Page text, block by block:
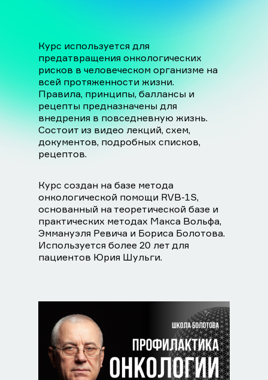
Курс используется для
предатвращения онкологических
рисков в человеческом организме на
всей протяженности жизни.
Правила, принципы, баллансы и
рецепты предназначены для
внедрения в повседневную жизнь.
Состоит из видео лекций, схем,
документов, подробных списков,
рецептов.
Курс создан на базе метода
онкологической помощи RVB-1S,
основанный на теоретической базе и
практических методах Макса Вольфа,
Эммануэля Ревича и Бориса Болотова.
Используется более 20 лет для
пациентов Юрия Шульги.